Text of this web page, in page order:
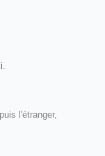
.
l'étranger,